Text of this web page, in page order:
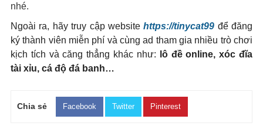
nhé.
Ngoài ra, hãy truy cập websitehttps://tinycat99 để đăng
ký thành viên miễn phí và cùng ad tham gia nhiều trò chơi
kịch tích và căng thẳng khác như:
lô đề online, xóc đĩa
tài xỉu, cá độ đá banh…
Chia sẻ Facebook Twitter Pinterest